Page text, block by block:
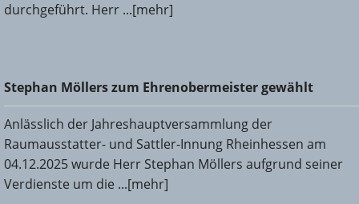
durchgeführt. Herr ...[mehr]
Stephan Möllers zum Ehrenobermeister gewählt
Stephan Möllers zum Ehrenobermeister gewählt
Anlässlich der Jahreshauptversammlung der
Raumausstatter- und Sattler-Innung Rheinhessen am
04.12.2025 wurde Herr Stephan Möllers aufgrund seiner
Verdienste um die ...[mehr]